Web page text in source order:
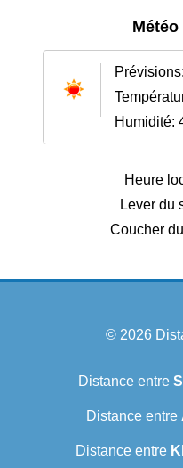
Météo
Prévisions:
Humidité:
Heure
Lever du
Coucher
© 2026
Distance entre
Distance entre
Distance entre